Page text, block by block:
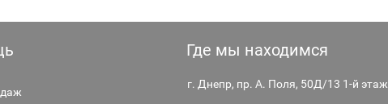
Где мы находимся
г. Днепр, пр. А. Поля, 50Д/13 1-й этаж